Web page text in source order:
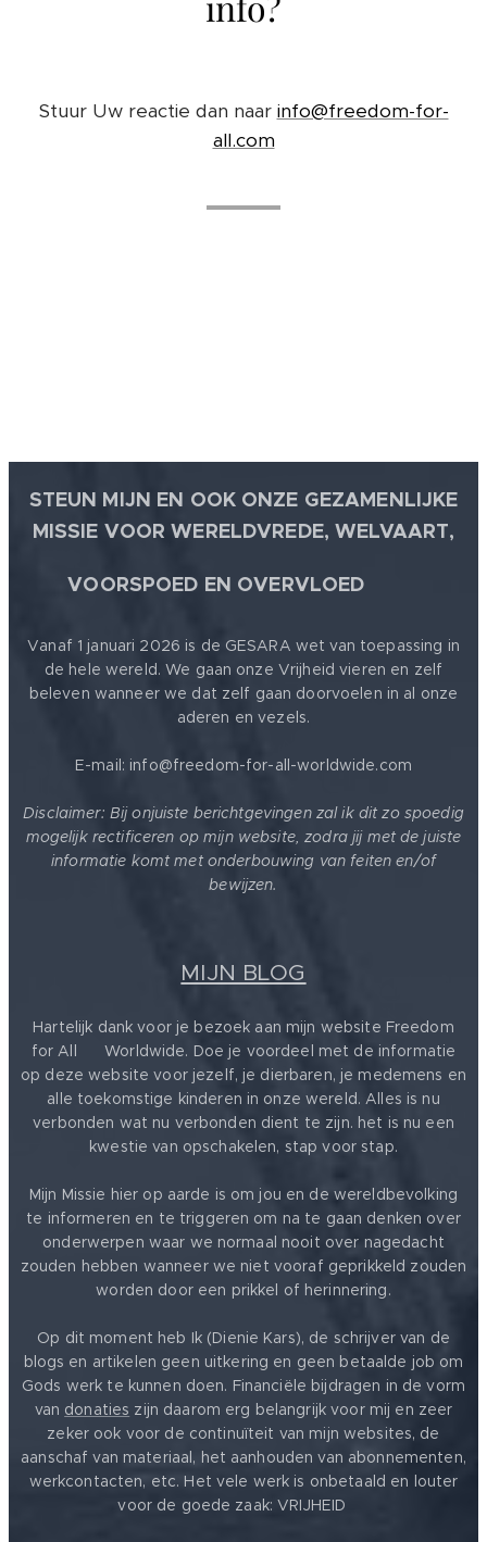
Stuur Uw reactie dan naar info@freedom-for-
all.com
STEUN MIJN EN OOK ONZE GEZAMENLIJKE
MISSIE VOOR WERELDVREDE, WELVAART,
VOORSPOED EN OVERVLOED
Vanaf 1 januari 2026 is de GESARA wet van toepassing in
de hele wereld. We gaan onze Vrijheid vieren en zelf
beleven wanneer we dat zelf gaan doorvoelen in al onze
aderen en vezels.
E-mail: info@freedom-for-all-worldwide.com
Disclaimer: Bij onjuiste berichtgevingen zal ik dit zo spoedig
mogelijk rectificeren op mijn website, zodra jij met de juiste
informatie komt met onderbouwing van feiten en/of
bewijzen.
MIJN BLOG
Hartelijk dank voor je bezoek aan mijn website Freedom
for All ❤️ Worldwide. Doe je voordeel met de informatie
op deze website voor jezelf, je dierbaren, je medemens en
alle toekomstige kinderen in onze wereld. Alles is nu
verbonden wat nu verbonden dient te zijn. het is nu een
kwestie van opschakelen, stap voor stap.
Mijn Missie hier op aarde is om jou en de wereldbevolking
te informeren en te triggeren om na te gaan denken over
onderwerpen waar we normaal nooit over nagedacht
zouden hebben wanneer we niet vooraf geprikkeld zouden
worden door een prikkel of herinnering.
Op dit moment heb Ik (Dienie Kars), de schrijver van de
blogs en artikelen geen uitkering en geen betaalde job om
Gods werk te kunnen doen. Financiële bijdragen in de vorm
van donaties zijn daarom erg belangrijk voor mij en zeer
zeker ook voor de continuïteit van mijn websites, de
aanschaf van materiaal, het aanhouden van abonnementen,
werkcontacten, etc. Het vele werk is onbetaald en louter
voor de goede zaak: VRIJHEID ❤️